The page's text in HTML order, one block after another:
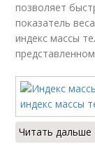
позволяет
показатель
индекс массы
Читать